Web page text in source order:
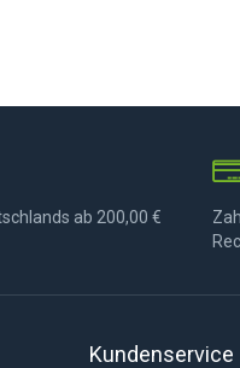
ab 200,00 €
Kundenservice